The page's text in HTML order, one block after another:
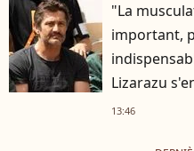
"La
important,
Lizarazu
rester
13:46